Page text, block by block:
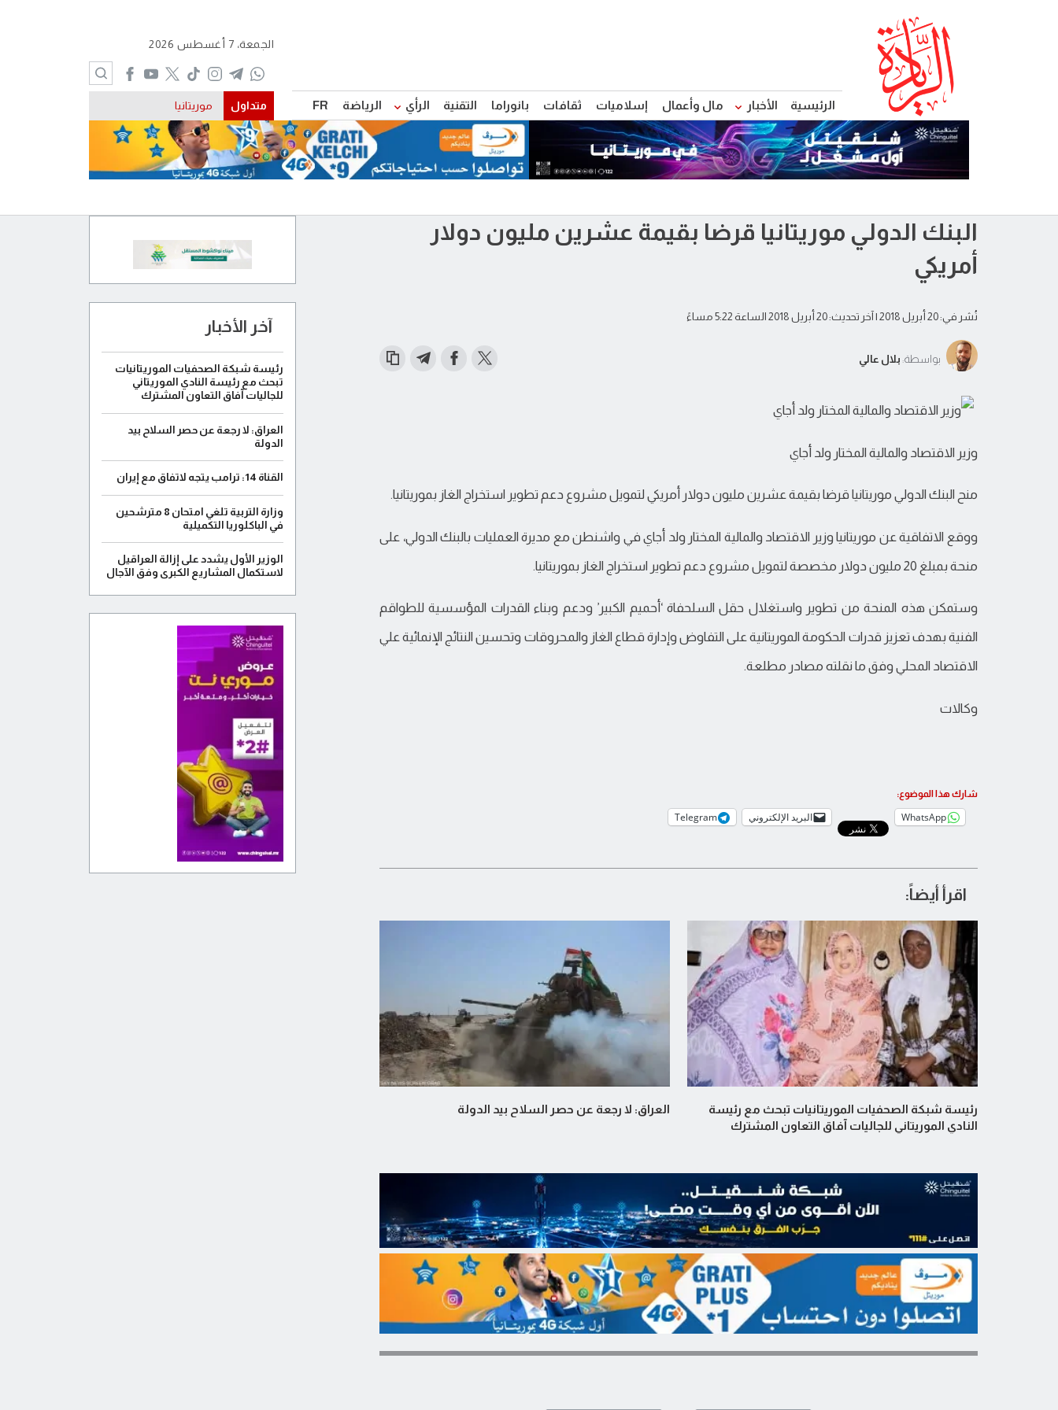
الرئيسية الأخبار مال وأعمال إسلاميات ثقافات بانوراما التقنية الرأي الرياضة FR
الجمعة، 7 أغسطس 2026
متداول موريتانيا
البنك الدولي موريتانيا قرضا بقيمة عشرين مليون دولار
أمريكي
نُشر في: 20 أبريل 2018 | آخر تحديث: 20 أبريل 2018 الساعة 5:22 مساءً
بواسطة: بلال عالي
وزير الاقتصاد والمالية المختار ولد أجاي
منح البنك الدولي موريتانيا قرضا بقيمة عشرين مليون دولار أمريكي لتمويل مشروع دعم تطوير استخراج الغاز بموريتانيا.
ووقع الاتفاقية عن موريتانيا وزير الاقتصاد والمالية المختار ولد أجاي في واشنطن مع مديرة العمليات بالبنك الدولي، على
منحة بمبلغ 20 مليون دولار مخصصة لتمويل مشروع دعم تطوير استخراج الغاز بموريتانيا.
وستمكن هذه المنحة من تطوير واستغلال حقل السلحفاة ‘أحميم الكبير’ ودعم وبناء القدرات المؤسسية للطواقم
الفنية بهدف تعزيز قدرات الحكومة الموريتانية على التفاوض وإدارة قطاع الغاز والمحروقات وتحسين النتائج الإنمائية علي
الاقتصاد المحلي وفق ما نقلته مصادر مطلعة.
وكالات
شارك هذا الموضوع:
WhatsApp البريد الإلكتروني Telegram
اقرأ أيضاً:
رئيسة شبكة الصحفيات الموريتانيات تبحث مع رئيسة
النادي الموريتاني للجاليات آفاق التعاون المشترك
العراق: لا رجعة عن حصر السلاح بيد الدولة
آخر الأخبار
رئيسة شبكة الصحفيات الموريتانيات
تبحث مع رئيسة النادي الموريتاني
للجاليات آفاق التعاون المشترك
العراق: لا رجعة عن حصر السلاح بيد
الدولة
القناة 14: ترامب يتجه لاتفاق مع إيران
وزارة التربية تلغي امتحان 8 مترشحين
في الباكلوريا التكميلية
الوزير الأول يشدد على إزالة العراقيل
لاستكمال المشاريع الكبرى وفق الآجال